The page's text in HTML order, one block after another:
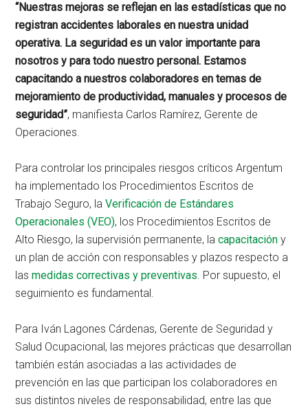
“Nuestras mejoras se reflejan en las estadísticas que no
registran accidentes laborales en nuestra unidad
operativa. La seguridad es un valor importante para
nosotros y para todo nuestro personal. Estamos
capacitando a nuestros colaboradores en temas de
mejoramiento de productividad, manuales y procesos de
seguridad”, manifiesta Carlos Ramírez, Gerente de
Operaciones.
Para controlar los principales riesgos críticos Argentum
ha implementado los Procedimientos Escritos de
Trabajo Seguro, laVerificación de Estándares
Operacionales (VEO), los Procedimientos Escritos de
Alto Riesgo, la supervisión permanente, lacapacitación y
un plan de acción con responsables y plazos respecto a
lasmedidas correctivas y preventivas. Por supuesto, el
seguimiento es fundamental.
Para Iván Lagones Cárdenas, Gerente de Seguridad y
Salud Ocupacional, las mejores prácticas que desarrollan
también están asociadas a las actividades de
prevención en las que participan los colaboradores en
sus distintos niveles de responsabilidad, entre las que